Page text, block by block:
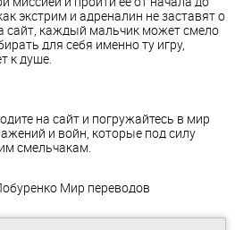
экстрим и адреналин не заставят о
сайт, каждый мальчик может смело
для себя именно ту игру,
к душе.
на сайт и погружайтесь в мир
и войн, которые под силу
смельчакам.
Мир переводов